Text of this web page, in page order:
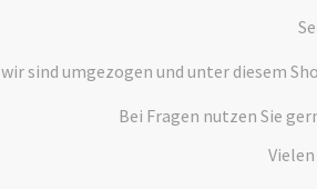
wir sind umgezogen und unter diesem
Bei Fragen nutzen Sie